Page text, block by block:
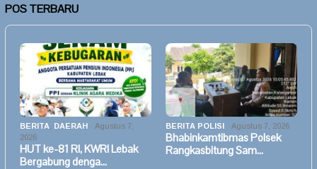
POS TERBARU
BERITA DAERAH
Agustus 7,
2026
HUT ke-81 RI, KWRI Lebak
Bergabung denga…
BERITA POLISI Agustus 7, 2026
Bhabinkamtibmas Polsek
Rangkasbitung Sam…